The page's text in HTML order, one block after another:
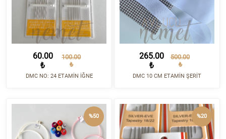
60.00
₺
100.00
₺
DMC NO: 24 ETAMİN İĞNE
265.00
₺
500.00
₺
DMC 10 CM ETAMİN ŞERİT
%50 %20